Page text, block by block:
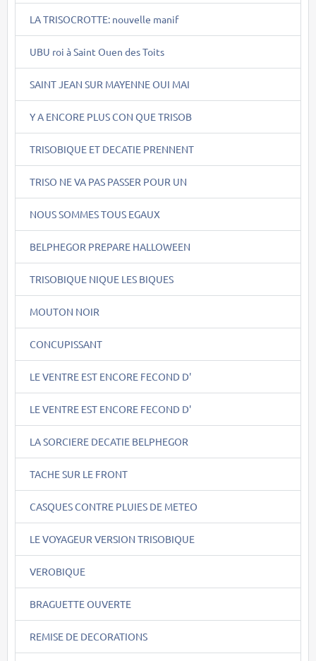
LA TRISOCROTTE: nouvelle manif
UBU roi à Saint Ouen des Toits
SAINT JEAN SUR MAYENNE OUI MAI
Y A ENCORE PLUS CON QUE TRISOB
TRISOBIQUE ET DECATIE PRENNENT
TRISO NE VA PAS PASSER POUR UN
NOUS SOMMES TOUS EGAUX
BELPHEGOR PREPARE HALLOWEEN
TRISOBIQUE NIQUE LES BIQUES
MOUTON NOIR
CONCUPISSANT
LE VENTRE EST ENCORE FECOND D'
LE VENTRE EST ENCORE FECOND D'
LA SORCIERE DECATIE BELPHEGOR
TACHE SUR LE FRONT
CASQUES CONTRE PLUIES DE METEO
LE VOYAGEUR VERSION TRISOBIQUE
VEROBIQUE
BRAGUETTE OUVERTE
REMISE DE DECORATIONS